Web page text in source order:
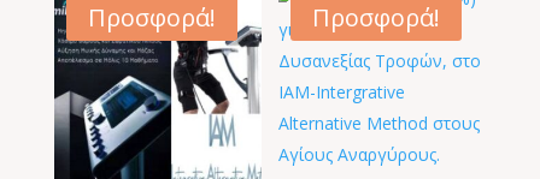
Προσφορά! Προσφορά!